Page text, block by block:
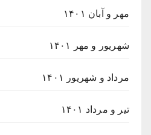
مهر و آبان ۱۴۰۱
شهریور و مهر ۱۴۰۱
مرداد و شهریور ۱۴۰۱
تیر و مرداد ۱۴۰۱